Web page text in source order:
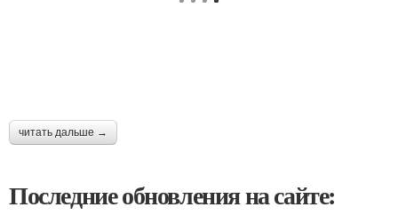
читать дальше →
Последние обновления на сайте: